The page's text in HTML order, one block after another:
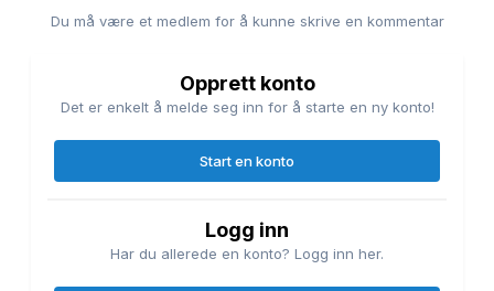
Du må være et medlem for å kunne skrive en kommentar
Opprett konto
Det er enkelt å melde seg inn for å starte en ny konto!
Start en konto
Logg inn
Har du allerede en konto? Logg inn her.